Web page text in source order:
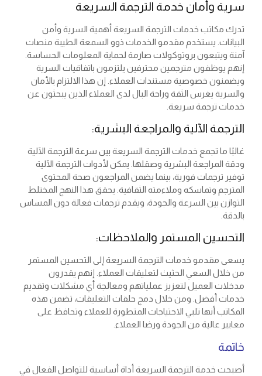
سرية وأمان خدمة الترجمة السريعة
تدرك مكاتب خدمات الترجمة السريعة أهمية السرية وأمن
البيانات. يستخدم مقدمو الخدمات ذوو السمعة الطيبة منصات
آمنة ويتبعون بروتوكولات صارمة لحماية المعلومات الحساسة.
إنهم يوظفون مترجمين محترفين يلتزمون باتفاقيات السرية
ويضمنون خصوصية مستندات العملاء. إن هذا الالتزام بالأمان
والسرية يغرس الثقة وراحة البال لدى العملاء الذين يبحثون عن
خدمات ترجمة سريعة.
الترجمة الآلية والمراجعة البشرية:
غالبًا ما تجمع خدمات الترجمة السريعة بين سرعة الترجمة الآلية
ودقة المراجعة البشرية وصقلها. يمكن لأدوات الترجمة الآلية
توفير ترجمات فورية، بينما يضمن المراجعون صحة المحتوى
المترجم وتماسكه وملاءمته الثقافية. يحقق هذا النهج المختلط
التوازن بين السرعة والجودة، ويقدم ترجمات فعالة دون المساس
بالدقة.
التحسين المستمر والملاحظات:
يسعى مقدمو خدمات الترجمة السريعة إلى التحسين المستمر
من خلال السعي الحثيث لتعليقات العملاء. إنهم يقدرون
مدخلات العميل لتعزيز عملياتهم ومعالجة أي مشكلات وتقديم
خدمات أفضل. ومن خلال دمج حلقات التعليقات، تضمن هذه
المكاتب أنها تلبي الاحتياجات المتطورة للعملاء وتحافظ على
معايير عالية من الجودة ورضا العملاء.
خاتمة
أصبحت خدمة الترجمة السريعة أداة أساسية للتواصل الفعال في